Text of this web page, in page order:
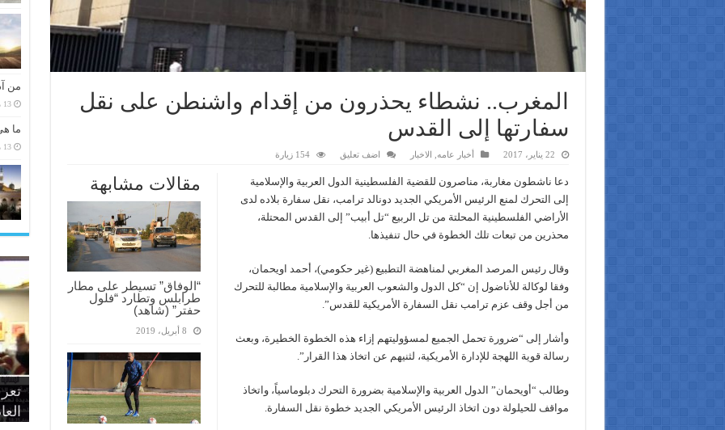
المغرب.. نشطاء يحذرون من إقدام واشنطن على نقل
سفارتها إلى القدس
22 يناير، 2017 أخبار عامه الاخبار اضف تعليق 154 زيارة
مقالات مشابهة
“الوفاق” تسيطر على مطار
طرابلس وتطارد “فلول
حفتر” (شاهد)
8 أبريل، 2019
دعا ناشطون مغاربة، مناصرون للقضية الفلسطينية الدول العربية والإسلامية
إلى التحرك لمنع الرئيس الأمريكي الجديد دونالد ترامب، نقل سفارة بلاده لدى
الأراضي الفلسطينية المحلتة من تل الربيع “تل أبيب” إلى القدس المحتلة،
محذرين من تبعات تلك الخطوة في حال تنفيذها.
وقال رئيس المرصد المغربي لمناهضة التطبيع (غير حكومي)، أحمد اويحمان،
وفقا لوكالة للأناضول إن “كل الدول والشعوب العربية والإسلامية مطالبة للتحرك
من أجل وقف عزم ترامب نقل السفارة الأمريكية للقدس”.
وأشار إلى “ضرورة تحمل الجميع لمسؤوليتهم إزاء هذه الخطوة الخطيرة، وبعث
رسالة قوية اللهجة للإدارة الأمريكية، لثنيهم عن اتخاذ هذا القرار”.
وطالب “أويحمان” الدول العربية والإسلامية بضرورة التحرك دبلوماسياً، واتخاذ
مواقف للحيلولة دون اتخاذ الرئيس الأمريكي الجديد خطوة نقل السفارة.
من
13 مارس، 2026
ما
13 مارس، 2026